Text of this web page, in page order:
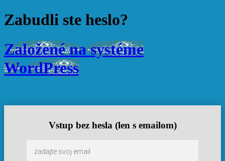
Zabudli ste heslo?
Založené na systéme
WordPress
Vstup bez hesla (len s emailom)